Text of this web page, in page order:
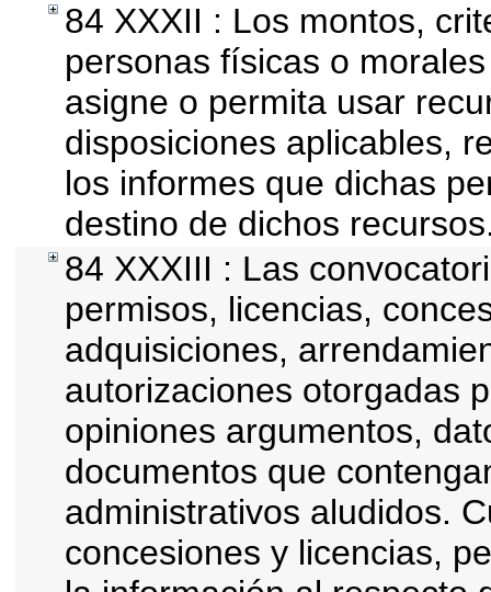
84 XXXII : Los montos,
personas físicas o
asigne o permita usar
disposiciones aplicables,
los informes que dichas
destino de dichos
84 XXXIII : Las
permisos, licencias,
adquisiciones,
autorizaciones otorgadas
opiniones argumentos,
documentos que
administrativos aludidos.
concesiones y licencias,